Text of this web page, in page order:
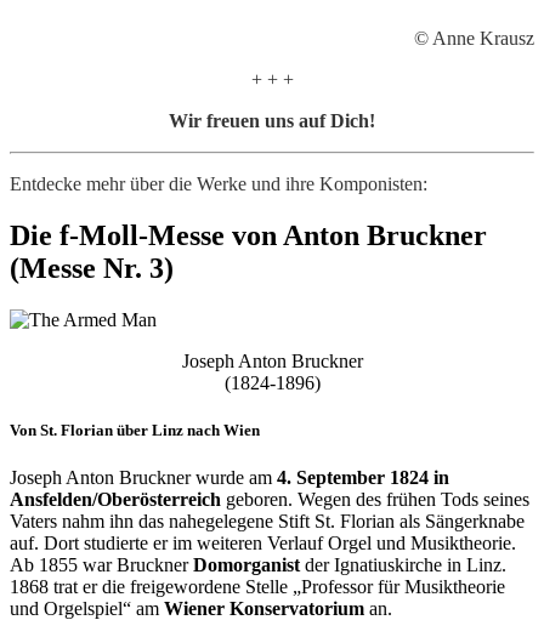
© Anne Krausz
+ + +
Wir freuen uns auf Dich!
Entdecke mehr über die Werke und ihre Komponisten:
Die f-Moll-Messe von Anton Bruckner
(Messe Nr. 3)
Joseph Anton Bruckner
(1824-1896)
Von St. Florian über Linz nach Wien
Joseph Anton Bruckner wurde am 4. September 1824 in
Ansfelden/Oberösterreich geboren. Wegen des frühen Tods seines
Vaters nahm ihn das nahegelegene Stift St. Florian als Sängerknabe
auf. Dort studierte er im weiteren Verlauf Orgel und Musiktheorie.
Ab 1855 war BrucknerDomorganist der Ignatiuskirche in Linz.
1868 trat er die freigewordene Stelle „Professor für Musiktheorie
und Orgelspiel“ am Wiener Konservatorium an.